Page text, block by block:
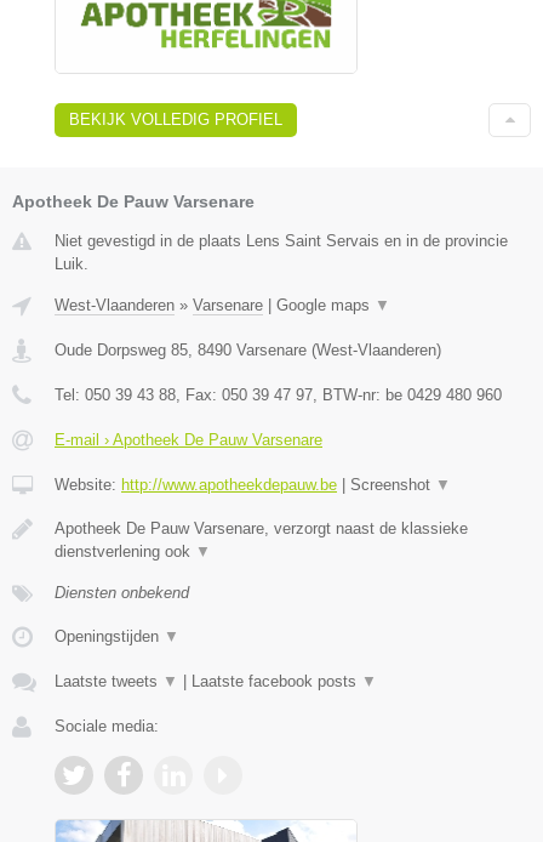
BEKIJK VOLLEDIG PROFIEL
Apotheek De Pauw Varsenare
Niet gevestigd in de plaats Lens Saint Servais en in de provincie
Luik.
West-Vlaanderen » Varsenare Google maps ▼
Oude Dorpsweg 85 8490 Varsenare (West-Vlaanderen)
Tel: 050 39 43 88 , Fax: 050 39 47 97 , BTW-nr: be 0429 480 960
E-mail › Apotheek De Pauw Varsenare
Website: http://www.apotheekdepauw.be Screenshot ▼
Apotheek De Pauw Varsenare, verzorgt naast de klassieke
dienstverlening ook ▼
Diensten onbekend
Openingstijden ▼
Laatste tweets ▼ Laatste facebook posts ▼
Sociale media: